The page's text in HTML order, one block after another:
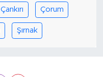
Çankırı Çorum
Şırnak